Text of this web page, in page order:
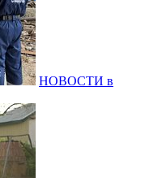
НОВОСТИ в